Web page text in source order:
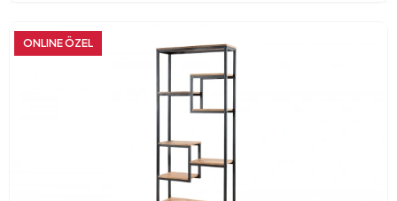
ONLINE ÖZEL